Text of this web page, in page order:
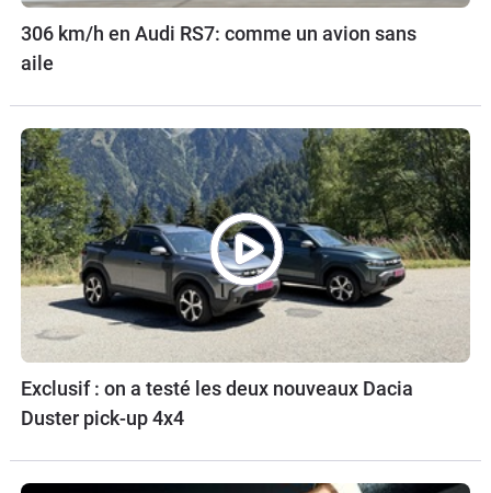
306 km/h en Audi RS7: comme un avion sans
aile
Exclusif : on a testé les deux nouveaux Dacia
Duster pick-up 4x4